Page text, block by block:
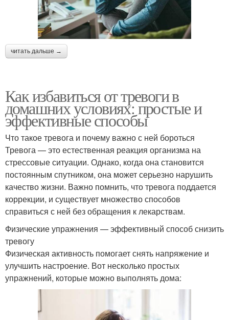
читать дальше →
Как избавиться от тревоги в
домашних условиях: простые и
эффективные способы
Что такое тревога и почему важно с ней бороться
Тревога — это естественная реакция организма на
стрессовые ситуации. Однако, когда она становится
постоянным спутником, она может серьезно нарушить
качество жизни. Важно помнить, что тревога поддается
коррекции, и существует множество способов
справиться с ней без обращения к лекарствам.
Физические упражнения — эффективный способ снизить
тревогу
Физическая активность помогает снять напряжение и
улучшить настроение. Вот несколько простых
упражнений, которые можно выполнять дома: